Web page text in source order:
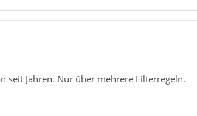
seit Jahren. Nur über mehrere Filterregeln.